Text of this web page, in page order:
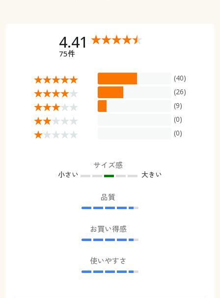
よくある質問とお問い合わせ
4.41
75件
(40)
(26)
(9)
(0)
(0)
サイズ感
小さい 大きい
品質
お買い得感
使いやすさ